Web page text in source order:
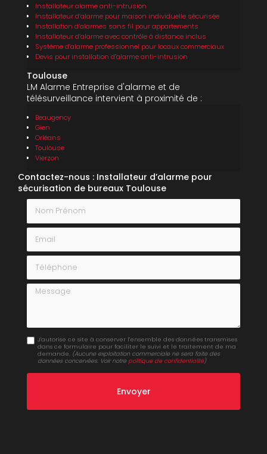
Installateur alarme anti-intrusion
Installateur d’alarme pour maison individuelle sécurisée
Installation d’alarmes sans fil pour appartements
Installateur d’alarme avec contrôle à distance inclus
Système d’alarme professionnel pour locaux commerciaux
Devis pour installation d’alarme anti-intrusion
Toulouse
LM Alarme Entreprise d'alarme et de
télésurveillance intervient à proximité de :
Beaugency
Gien
Orléans
Toulouse
Vierzon
Contactez-nous : Installateur d’alarme pour
sécurisation de bureaux Toulouse
Nom Prénom
Email
Téléphone
Message
J'autorise ce site à conserver l'ensemble des données transmises
dans ce formulaire pour faciliter le suivi et le traitement de ma
demande. (Aucune exploitation commerciale ne sera faite des
données concervées. Voir notre politique de confidentialité)